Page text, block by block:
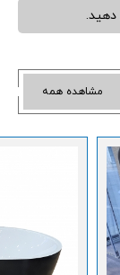
دهید.
مشاهده همه